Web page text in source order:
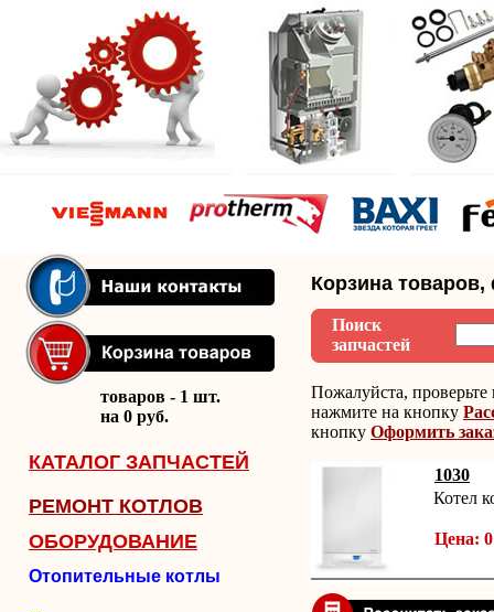
товаров - 1 шт.
на 0 руб.
КАТАЛОГ ЗАПЧАСТЕЙ
РЕМОНТ КОТЛОВ
ОБОРУДОВАНИЕ
Отопительные котлы
Корзина
Поиск
запчастей
Пожалуйста, проверьте
нажмите на кнопку
кнопку Оформить
1030
Котел
Цена: